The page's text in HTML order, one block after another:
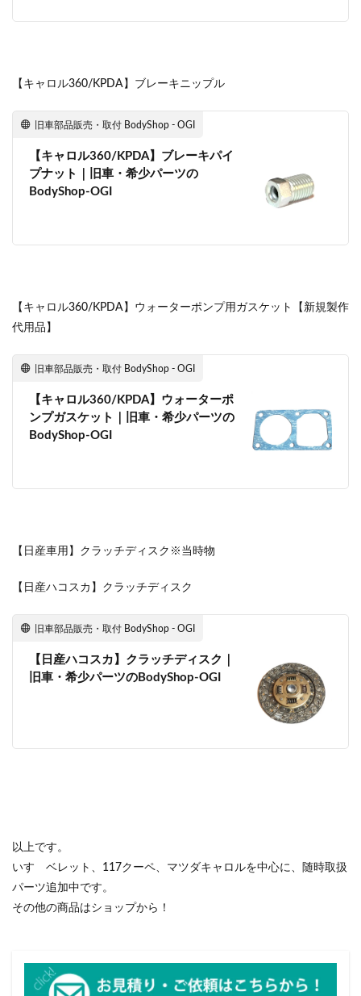
【キャロル360/KPDA】ブレーキニップル
旧車部品販売・取付 BodyShop - OGI
【キャロル360/KPDA】ブレーキパイ
プナット｜旧車・希少パーツの
BodyShop-OGI
【キャロル360/KPDA】ウォーターポンプ用ガスケット【新規製作
代用品】
旧車部品販売・取付 BodyShop - OGI
【キャロル360/KPDA】ウォーターポ
ンプガスケット｜旧車・希少パーツの
BodyShop-OGI
【日産車用】クラッチディスク※当時物
【日産ハコスカ】クラッチディスク
旧車部品販売・取付 BodyShop - OGI
【日産ハコスカ】クラッチディスク｜
旧車・希少パーツのBodyShop-OGI
以上です。
いすゞベレット、117クーペ、マツダキャロルを中心に、随時取扱
パーツ追加中です。
その他の商品はショップから！